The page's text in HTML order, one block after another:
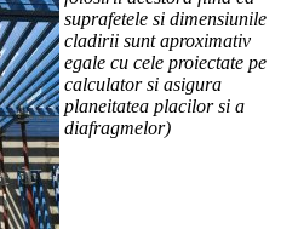
suprafetele si dimensiunile
cladirii sunt aproximativ
egale cu cele proiectate pe
calculator si asigura
planeitatea placilor si a
diafragmelor)